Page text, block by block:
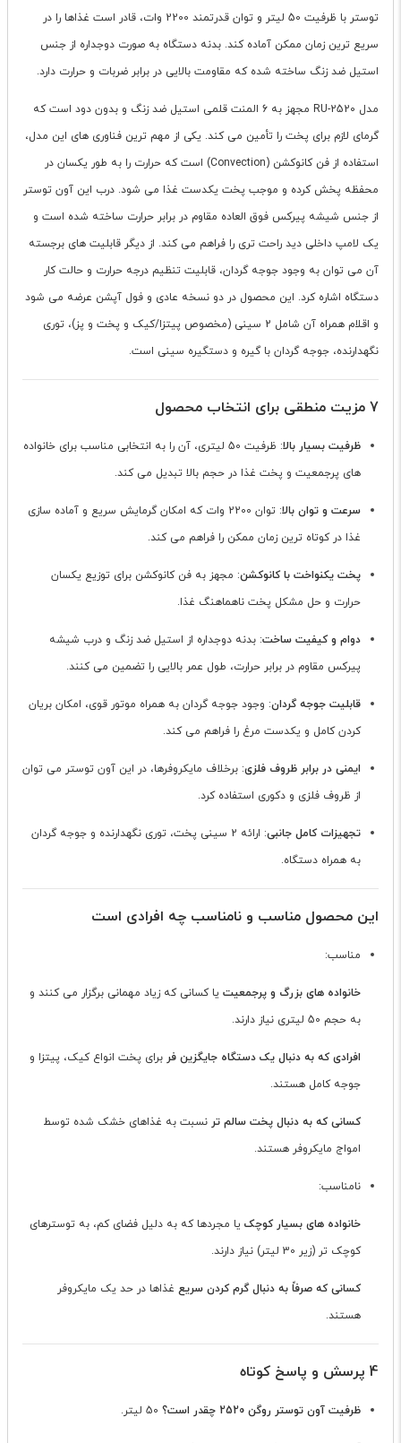
توستر با ظرفیت 50 لیتر و توان قدرتمند 2200 وات، قادر است غذاها را در
سریع ترین زمان ممکن آماده کند. بدنه دستگاه به صورت دوجداره از جنس
استیل ضد زنگ ساخته شده که مقاومت بالایی در برابر ضربات و حرارت دارد.
مدل RU-2520 مجهز به 6 المنت قلمی استیل ضد زنگ و بدون دود است که
گرمای لازم برای پخت را تأمین می کند. یکی از مهم ترین فناوری های این مدل،
استفاده از فن کانوکشن (Convection) است که حرارت را به طور یکسان در
محفظه پخش کرده و موجب پخت یکدست غذا می شود. درب این آون توستر
از جنس شیشه پیرکس فوق العاده مقاوم در برابر حرارت ساخته شده است و
یک لامپ داخلی دید راحت تری را فراهم می کند. از دیگر قابلیت های برجسته
آن می توان به وجود جوجه گردان، قابلیت تنظیم درجه حرارت و حالت کار
دستگاه اشاره کرد. این محصول در دو نسخه عادی و فول آپشن عرضه می شود
و اقلام همراه آن شامل 2 سینی (مخصوص پیتزا/کیک و پخت و پز)، توری
نگهدارنده، جوجه گردان با گیره و دستگیره سینی است.
7 مزیت منطقی برای انتخاب محصول
ظرفیت بسیار بالا
: ظرفیت 50 لیتری، آن را به انتخابی مناسب برای خانواده
های پرجمعیت و پخت غذا در حجم بالا تبدیل می کند.
سرعت و توان بالا
: توان 2200 وات که امکان گرمایش سریع و آماده سازی
غذا در کوتاه ترین زمان ممکن را فراهم می کند.
پخت یکنواخت با کانوکشن: مجهز به فن کانوکشن برای توزیع یکسان
حرارت و حل مشکل پخت ناهماهنگ غذا.
دوام و کیفیت ساخت: بدنه دوجداره از استیل ضد زنگ و درب شیشه
پیرکس مقاوم در برابر حرارت، طول عمر بالایی را تضمین می کنند.
قابلیت جوجه گردان: وجود جوجه گردان به همراه موتور قوی، امکان بریان
کردن کامل و یکدست مرغ را فراهم می کند.
ایمنی در برابر ظروف فلزی: برخلاف مایکروفرها، در این آون توستر می توان
از ظروف فلزی و دکوری استفاده کرد.
تجهیزات کامل جانبی
: ارائه 2 سینی پخت، توری نگهدارنده و جوجه گردان
به همراه دستگاه.
این محصول مناسب و نامناسب چه افرادی است
مناسب:
خانواده های بزرگ و پرجمعیت یا کسانی که زیاد مهمانی برگزار می کنند و
به حجم 50 لیتری نیاز دارند.
افرادی که به دنبال یک دستگاه جایگزین فر برای پخت انواع کیک، پیتزا و
جوجه کامل هستند.
کسانی که به دنبال پخت سالم تر نسبت به غذاهای خشک شده توسط
امواج مایکروفر هستند.
نامناسب:
خانواده های بسیار کوچک یا مجردها که به دلیل فضای کم، به توسترهای
کوچک تر (زیر 30 لیتر) نیاز دارند.
کسانی که صرفاً به دنبال گرم کردن سریع غذاها در حد یک مایکروفر
هستند.
4 پرسش و پاسخ کوتاه
ظرفیت آون توستر روگن 2520 چقدر است؟